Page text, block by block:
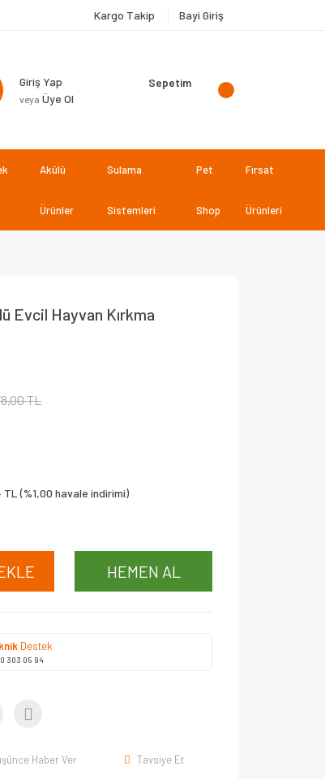
Kargo Takip Bayi Giriş
Giriş Yap
veya Üye Ol
Sepetim
Akülü
Ürünler
Sulama
Sistemleri
Pet
Shop
Fırsat
Ürünleri
Evcil Hayvan Kırkma
TL
(%1,00 havale indirimi)
HEMEN AL
Destek
303 05 94
Haber Ver Tavsiye Et